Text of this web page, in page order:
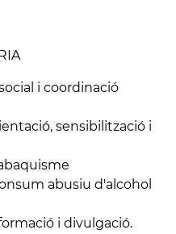
i coordinació
sensibilització i
abusiu d'alcohol
i divulgació.